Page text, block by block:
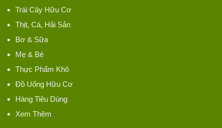
Trái Cây Hữu Cơ
Thịt, Cá, Hải Sản
Bơ & Sữa
Mẹ & Bé
Thực Phẩm Khô
Đồ Uống Hữu Cơ
Hàng Tiêu Dùng
Xem Thêm